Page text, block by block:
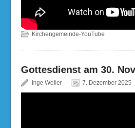
Kirchengemeinde-YouTube
Gottesdienst am 30.
Inge Weller 7. Dezember 2025